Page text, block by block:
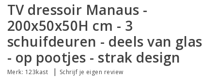
TV dressoir Manaus -
200x50x50H cm - 3
schuifdeuren - deels van glas
- op pootjes - strak design
Merk: 123kast | Schrijf je eigen review